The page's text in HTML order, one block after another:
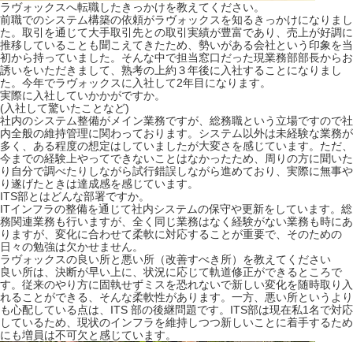
ラヴォックスへ転職したきっかけを教えてください。
前職でのシステム構築の依頼がラヴォックスを知るきっかけになりまし
た。取引を通じて大手取引先との取引実績が豊富であり、売上が好調に
推移していることも聞こえてきたため、勢いがある会社という印象を当
初から持っていました。そんな中で担当窓口だった現業務部部長からお
誘いをいただきまして、熟考の上約３年後に入社することになりまし
た。今年でラヴォックスに入社して2年目になります。
実際に入社していかかがですか。
(入社して驚いたことなど)
社内のシステム整備がメイン業務ですが、総務職という立場ですので社
内全般の維持管理に関わっております。システム以外は未経験な業務が
多く、ある程度の想定はしていましたが大変さを感じています。ただ、
今までの経験上やってできないことはなかったため、周りの方に聞いた
り自分で調べたりしながら試行錯誤しながら進めており、実際に無事や
り遂げたときは達成感を感じています。
ITS部とはどんな部署ですか。
ITインフラの整備を通じて社内システムの保守や更新をしています。総
務関連業務も行いますが、全く同じ業務はなく経験がない業務も時にあ
りますが、変化に合わせて柔軟に対応することが重要で、そのための
日々の勉強は欠かせません。
ラヴォックスの良い所と悪い所（改善すべき所）を教えてください
良い所は、決断が早い上に、状況に応じて軌道修正ができるところで
す。従来のやり方に固執せずミスを恐れないで新しい変化を随時取り入
れることができる、そんな柔軟性があります。一方、悪い所というより
も心配している点は、ITS 部の後継問題です。ITS部は現在私1名で対応
しているため、現状のインフラを維持しつつ新しいことに着手するため
にも増員は不可欠と感じています。